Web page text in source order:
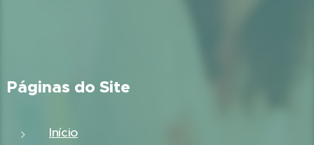
Páginas do Site
Início